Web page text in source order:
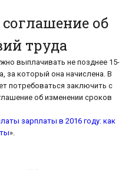
об
труда
выплачивать не позднее 15-
за который она начислена. В
потребоваться заключить с
об изменении сроков
зарплаты в 2016 году: как
».